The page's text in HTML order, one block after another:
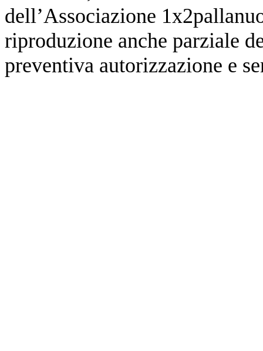
dell’Associazione
riproduzione anche parziale
preventiva autorizzazione e